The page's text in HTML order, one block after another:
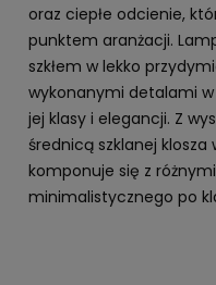
oraz ciepłe odcienie,
punktem aranżacji.
szkłem w lekko
wykonanymi detalami
jej klasy i elegancji. Z
średnicą szklanej
komponuje się z
minimalistycznego po